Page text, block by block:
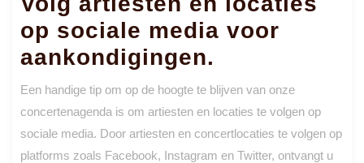
op sociale media voor
aankondigingen.
Een handige tip om op de hoogte te blijven van onze
concertenagenda is om artiesten en locaties te volgen op
sociale media. Door artiesten en concertlocaties te volgen op
platforms zoals Facebook, Instagram en Twitter, ontvangt u